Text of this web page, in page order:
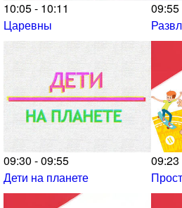
10:05 - 10:11
Царевны
09:30 - 09:55
Дети на планете
09:23